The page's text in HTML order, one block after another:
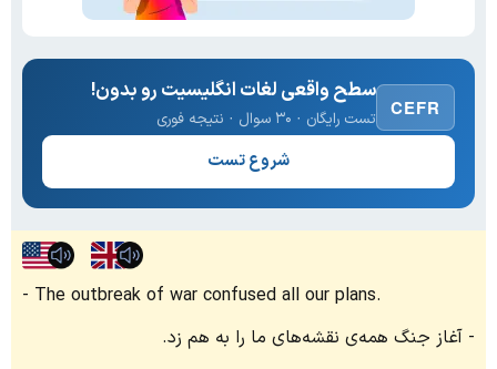
CEFR
سطح واقعی لغات انگلیسیت رو بدون!
تست رایگان · ۳۰ سوال · نتیجه فوری
شروع تست
The outbreak of war confused all our plans.
آغاز جنگ همه‌ی نقشه‌های ما را به هم زد.